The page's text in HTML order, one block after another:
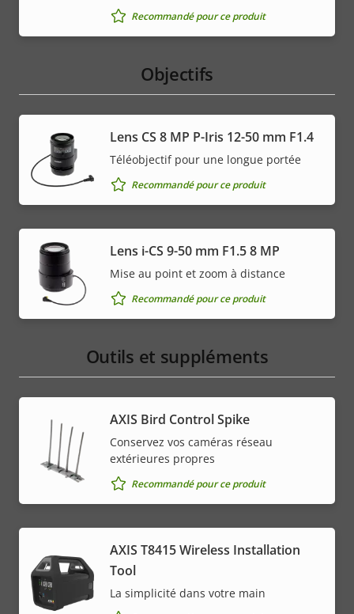
Recommandé pour ce produit
Objectifs
Lens CS 8 MP P-Iris 12-50 mm F1.4
Téléobjectif pour une longue portée
Recommandé pour ce produit
Lens i-CS 9-50 mm F1.5 8 MP
Mise au point et zoom à distance
Recommandé pour ce produit
Outils et suppléments
AXIS Bird Control Spike
Conservez vos caméras réseau
extérieures propres
Recommandé pour ce produit
AXIS T8415 Wireless Installation
Tool
La simplicité dans votre main